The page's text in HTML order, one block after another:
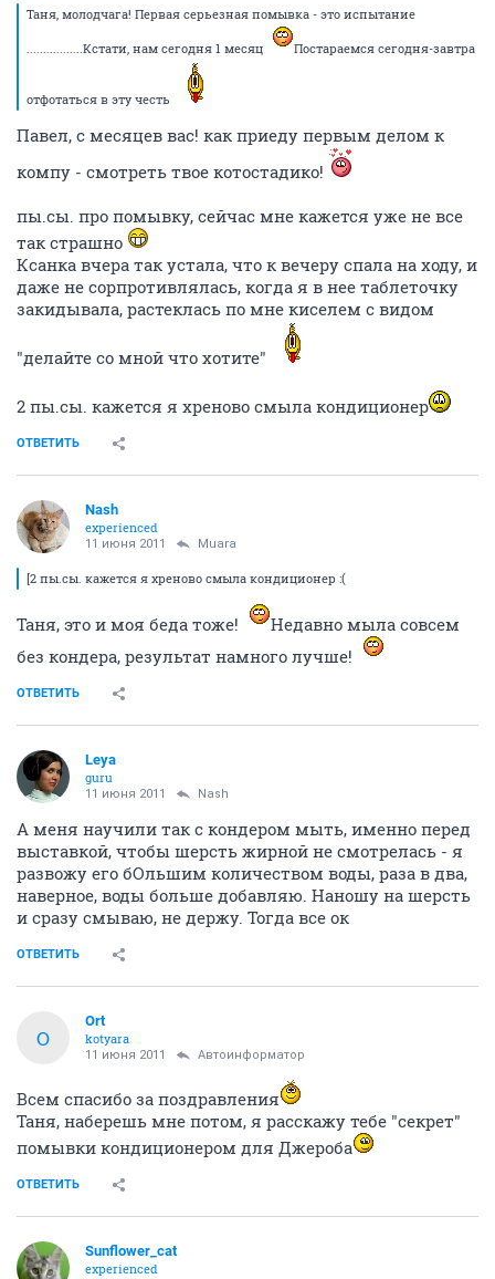
Таня, молодчага! Первая серьезная помывка - это испытание
.................Кстати, нам сегодня 1 месяц Постараемся сегодня-завтра
отфотаться в эту честь
Павел, с месяцев вас! как приеду первым делом к
компу - смотреть твое котостадико!
пы.сы. про помывку, сейчас мне кажется уже не все
так страшно
Ксанка вчера так устала, что к вечеру спала на ходу, и
даже не сорпротивлялась, когда я в нее таблеточку
закидывала, растеклась по мне киселем с видом
"делайте со мной что хотите"
2 пы.сы. кажется я хреново смыла кондиционер
ОТВЕТИТЬ
Nash
experienced
11 июня 2011 Muara
[2 пы.сы. кажется я хреново смыла кондиционер :(
Таня, это и моя беда тоже!
Недавно мыла совсем
без кондера, результат намного лучше!
ОТВЕТИТЬ
Leya
guru
11 июня 2011 Nash
А меня научили так с кондером мыть, именно перед
выставкой, чтобы шерсть жирной не смотрелась - я
развожу его бОльшим количеством воды, раза в два,
наверное, воды больше добавляю. Наношу на шерсть
и сразу смываю, не держу. Тогда все ок
ОТВЕТИТЬ
O
Ort
kotyara
11 июня 2011 Автоинформатор
Всем спасибо за поздравления
Таня, наберешь мне потом, я расскажу тебе "секрет"
помывки кондиционером для Джероба
ОТВЕТИТЬ
Sunflower_cat
experienced